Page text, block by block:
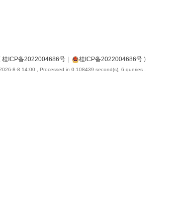
桂ICP备2022004686号 | 桂ICP备2022004686号 )
8-8 14:00 , Processed in 0.108439 second(s), 6 queries .